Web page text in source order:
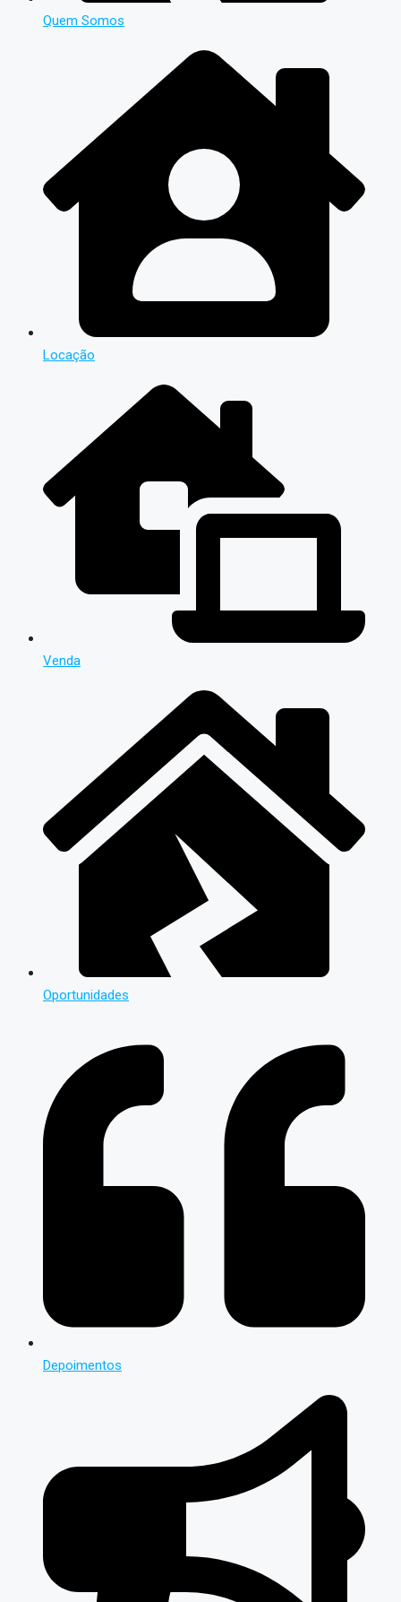
Quem Somos
Locação
Venda
Oportunidades
Depoimentos